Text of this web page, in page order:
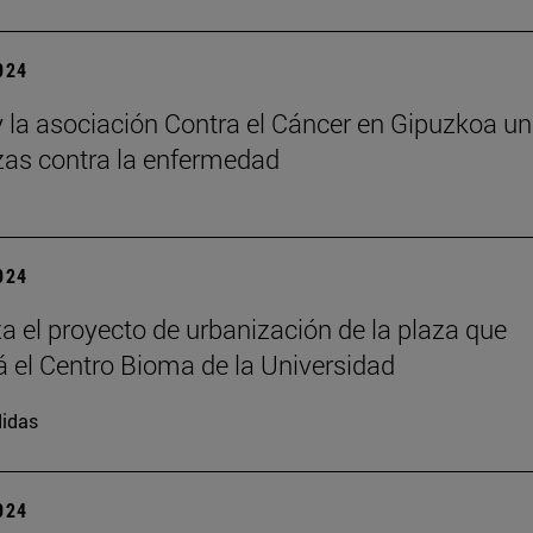
la asociación Contra el Cáncer en Gipuzkoa
contra la enfermedad
el proyecto de urbanización de la plaza que
el Centro Bioma de la Universidad